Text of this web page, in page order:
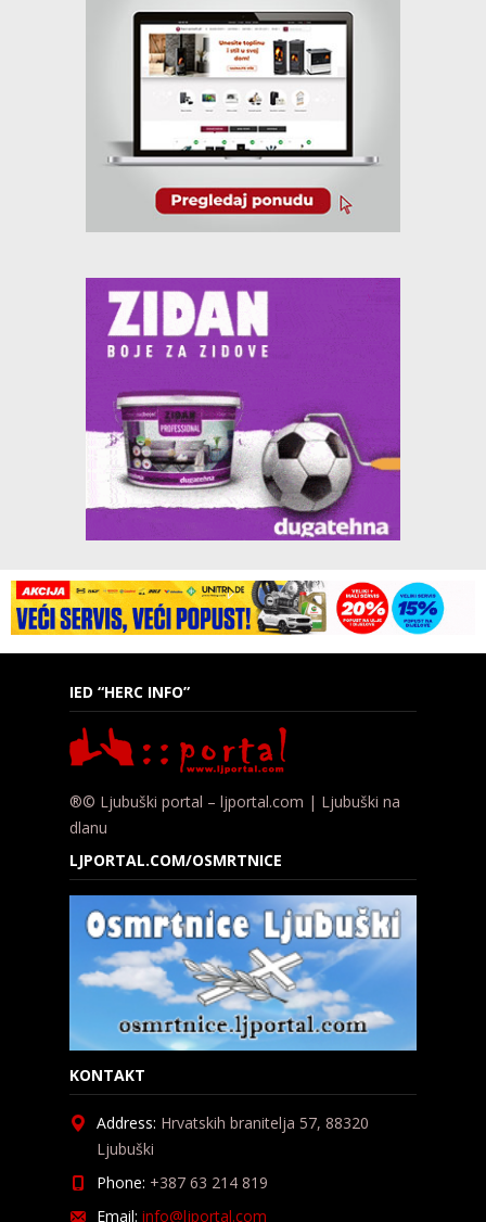
IED “HERC INFO”
®© Ljubuški portal – ljportal.com | Ljubuški na
dlanu
LJPORTAL.COM/OSMRTNICE
KONTAKT
Address: Hrvatskih branitelja 57, 88320
Ljubuški
Phone: +387 63 214 819
Email: info@ljportal.com